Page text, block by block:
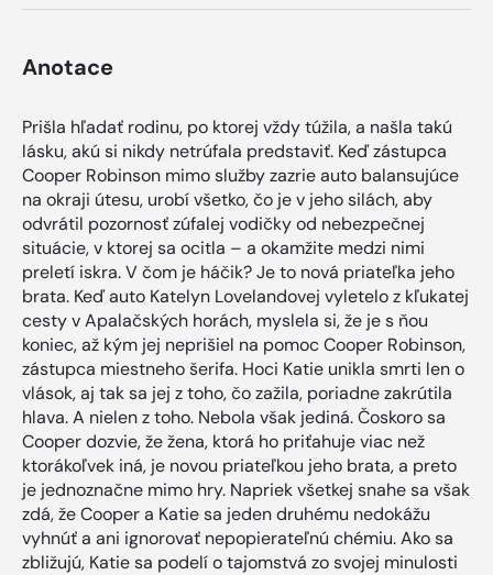
Anotace
Prišla hľadať rodinu, po ktorej vždy túžila, a našla takú
lásku, akú si nikdy netrúfala predstaviť. Keď zástupca
Cooper Robinson mimo služby zazrie auto balansujúce
na okraji útesu, urobí všetko, čo je v jeho silách, aby
odvrátil pozornosť zúfalej vodičky od nebezpečnej
situácie, v ktorej sa ocitla – a okamžite medzi nimi
preletí iskra. V čom je háčik? Je to nová priateľka jeho
brata. Keď auto Katelyn Lovelandovej vyletelo z kľukatej
cesty v Apalačských horách, myslela si, že je s ňou
koniec, až kým jej neprišiel na pomoc Cooper Robinson,
zástupca miestneho šerifa. Hoci Katie unikla smrti len o
vlások, aj tak sa jej z toho, čo zažila, poriadne zakrútila
hlava. A nielen z toho. Nebola však jediná. Čoskoro sa
Cooper dozvie, že žena, ktorá ho priťahuje viac než
ktorákoľvek iná, je novou priateľkou jeho brata, a preto
je jednoznačne mimo hry. Napriek všetkej snahe sa však
zdá, že Cooper a Katie sa jeden druhému nedokážu
vyhnúť a ani ignorovať nepopierateľnú chémiu. Ako sa
zbližujú, Katie sa podelí o tajomstvá zo svojej minulosti